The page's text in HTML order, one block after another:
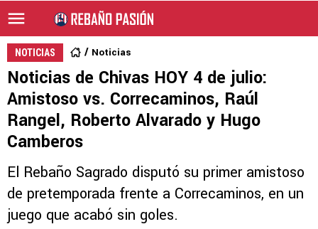
NOTICIAS Noticias
Noticias de Chivas HOY 4 de julio:
Amistoso vs. Correcaminos, Raúl
Rangel, Roberto Alvarado y Hugo
Camberos
El Rebaño Sagrado disputó su primer amistoso
de pretemporada frente a Correcaminos, en un
juego que acabó sin goles.